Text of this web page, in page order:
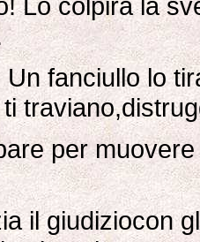
Lo colpirà la
fanciullo lo
per
il giudiziocon